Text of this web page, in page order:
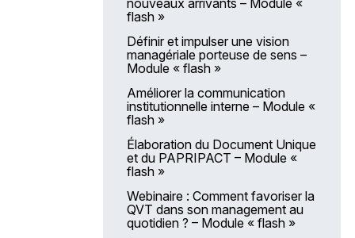
Module 1 - Diagnostic
Repérage, diagnostic et prise en
charge de l’endométriose –
Module 2 - Prise en charge
Bientraitance des personnes
accueillies
Prise en charge de la dénutrition
des personnes âgées
Prise en charge des troubles de
la déglutition
Connaissance de la personne
âgée à destination du personnel
non soignant
évalués – Se préparer et préparer
son entretien professionnel
Entretien professionnel pour les
évalués – Sensibilisation à la
préparation de l’entretien
professionnel (Mobile-learning)
flash »
Définir et impulser une vision
managériale porteuse de sens –
Module « flash »
Améliorer la communication
institutionnelle interne – Module «
flash »
Élaboration du Document Unique
et du PAPRIPACT – Module «
flash »
Webinaire : Comment favoriser la
QVT dans son management au
quotidien ? – Module « flash »